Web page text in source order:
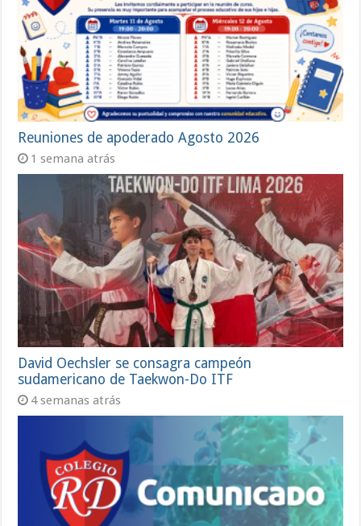
Reuniones de apoderado Agosto 2026
1 semana atrás
David Oechsler se consagra campeón
sudamericano de Taekwon-Do ITF
4 semanas atrás